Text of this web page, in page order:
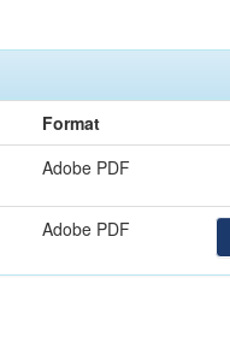
Format
Adobe PDF
Adobe PDF